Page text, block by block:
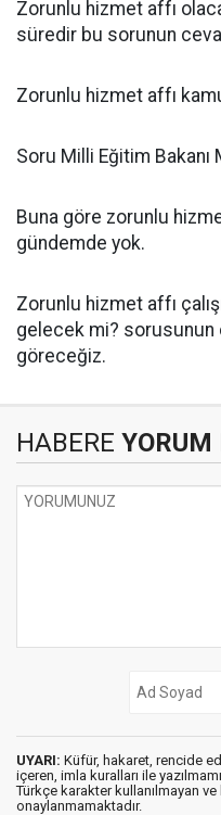
Zorunlu hizmet affı
süredir bu sorunun
Zorunlu hizmet affı
Soru Milli Eğitim
Buna göre zorunlu
gündemde yok.
Zorunlu hizmet affı
gelecek mi? sorusunun
göreceğiz.
HABERE YORUM
UYARI: Küfür, hakaret, rencide
içeren, imla kuralları ile
Türkçe karakter kullanılmayan
onaylanmamaktadır.